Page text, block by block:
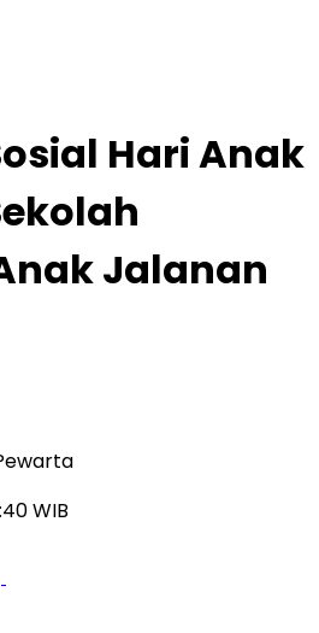
Hari Anak
Jalanan
WIB